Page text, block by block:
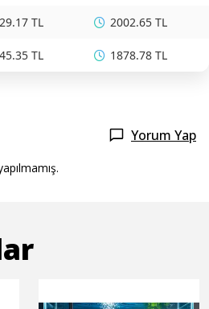
TL 2002.65 TL
TL 1878.78 TL
Yorum Yap